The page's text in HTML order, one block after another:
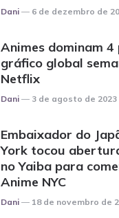
Posted
Dani 6 de dezembro de
Animes dominam 4
gráfico global
Netflix
Posted
Dani 3 de agosto de 2023
Embaixador do
York tocou
no Yaiba para
Anime NYC
Posted
Dani 18 de novembro de